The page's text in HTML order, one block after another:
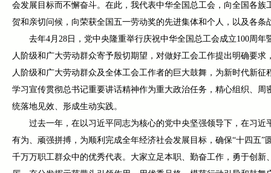
会发展目标而不懈奋斗。在此，我代表中华全国总工会，向全国各
贺和亲切问候，向荣获全国五一劳动奖的先进集体和个人，以及各
去年4月28日，党中央隆重举行庆祝中华全国总工会成立100周
人阶级和广大劳动群众寄予殷切期望，对做好工会工作提出明确要
人阶级和广大劳动群众及全体工会工作者的巨大鼓舞，为新时代新
学习宣传贯彻总书记重要讲话精神作为重大政治任务，精心组织、
统落地见效、形成生动实践。
过去一年，在以习近平同志为核心的党中央坚强领导下，在习
有为、顽强拼搏，为顺利完成全年经济社会发展目标，确保“十四五
千万万职工群众中的优秀代表。大家立足本职、勤奋工作，勇于创